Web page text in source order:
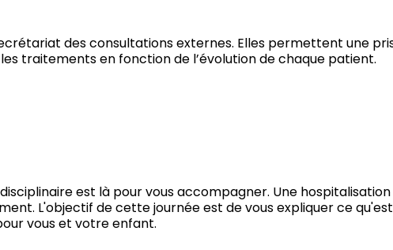
des consultations externes. Elles permettent une
traitements en fonction de l’évolution de chaque patient.
est là pour vous accompagner. Une hospitalisation
L'objectif de cette journée est de vous expliquer ce
vous et votre enfant.